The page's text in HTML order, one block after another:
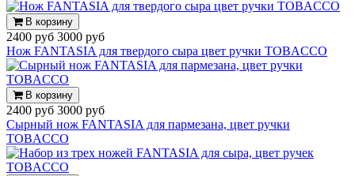
В корзину
2400 руб 3000 руб
Нож FANTASIA для твердого сыра цвет ручки TOBACCO
В корзину
2400 руб 3000 руб
Cырный нож FANTASIA для пармезана, цвет ручки
TOBACCO